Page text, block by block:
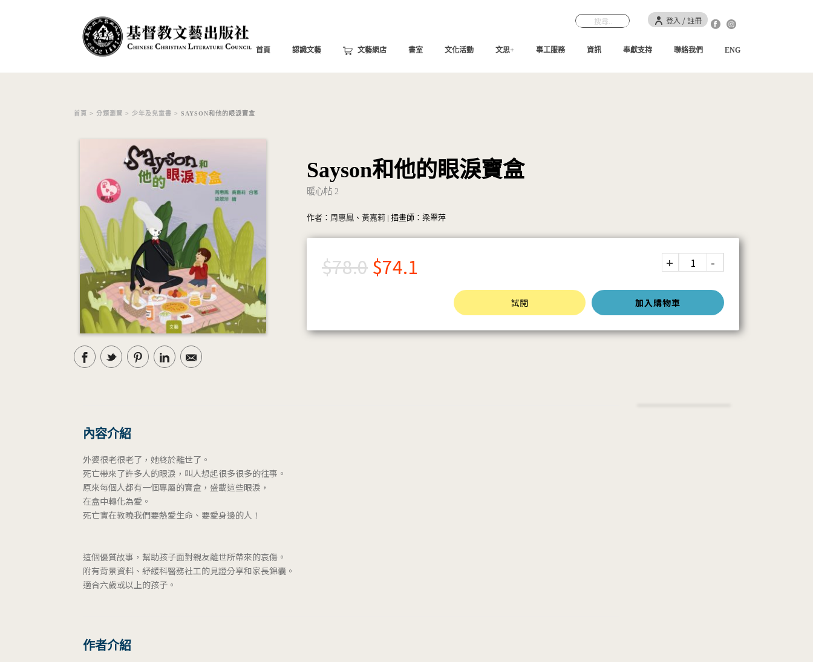
登入 / 註冊
首頁 認識文藝 文藝網店 書室 文化活動 文思+ 事工服務 資訊 奉獻支持 聯絡我們 ENG
首頁 > 分類瀏覽 > 少年及兒童書 > SAYSON和他的眼淚寶盒
Sayson和他的眼淚寶盒
暖心帖 2
作者： 周惠鳳 、 黃嘉莉 | 插畫師：梁翠萍
加入購物車
試閱
$78.0 $74.1
內容介紹
外婆很老很老了，她終於離世了。
死亡帶來了許多人的眼淚，叫人想起很多很多的往事。
原來每個人都有一個專屬的寶盒，盛載這些眼淚，
在盒中轉化為愛。
死亡實在教曉我們要熱愛生命、要愛身邊的人！
這個優質故事，幫助孩子面對親友離世所帶來的哀傷。
附有背景資料、紓緩科醫務社工的見證分享和家長錦囊。
適合六歲或以上的孩子。
作者介紹